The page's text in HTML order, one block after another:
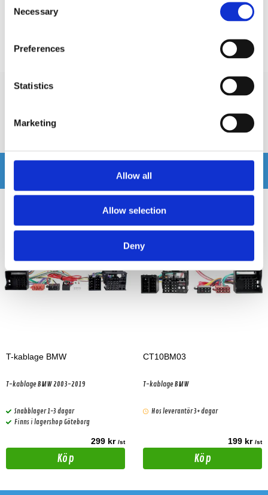
Selection
Necessary
Preferences
Statistics
Marketing
Allow all
Allow selection
Deny
Relaterade produkter
T-kablage BMW
T-kablage BMW 2003-2019
Snabblager 1-3 dagar
Finns i lagershop Göteborg
299 kr /st
Köp
CT10BM03
T-kablage BMW
Hos leverantör 3+ dagar
199 kr /st
Köp